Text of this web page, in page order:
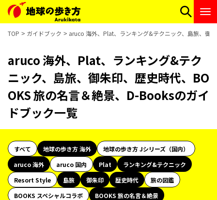
TOP ガイドブック aruco 海外、Plat、ランキング&テクニック、島旅、御
aruco 海外、Plat、ランキング&テク
ニック、島旅、御朱印、歴史時代、BO
OKS 旅の名言＆絶景、D-Booksのガイ
ドブック一覧
すべて 地球の歩き方 海外
地球の歩き方 Jシリーズ（国内）
aruco 海外
aruco 国内 Plat
ランキング&テクニック
Resort Style
島旅 御朱印 歴史時代
旅の図鑑
BOOKS スペシャルコラボ
BOOKS 旅の名言＆絶景